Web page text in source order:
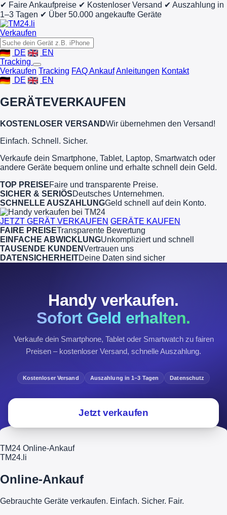
✔ Faire Ankaufpreise ✔ Kostenloser Versand ✔ Auszahlung in
1–3 Tagen ✔ Über 50.000 angekaufte Geräte
Verkaufen
DE
EN
Tracking
Verkaufen Tracking FAQ AnkaufAnleitungen Kontakt
DE
EN
GERÄTEVERKAUFEN
KOSTENLOSER VERSANDWir übernehmen den Versand!
Einfach. Schnell. Sicher.
Verkaufe dein Smartphone, Tablet, Laptop, Smartwatch oder
andere Geräte bequem online und erhalte schnell dein Geld.
TOP PREISEFaire und transparente Preise.
SICHER & SERIÖSDeutsches Unternehmen.
SCHNELLE AUSZAHLUNGGeld schnell auf dein Konto.
JETZT GERÄT VERKAUFEN GERÄTE KAUFEN
FAIRE PREISETransparente Bewertung
EINFACHE ABWICKLUNGUnkompliziert und schnell
TAUSENDE KUNDENVertrauen uns
DATENSICHERHEITDeine Daten sind sicher
Handy verkaufen.
Sofort Geld erhalten.
Verkaufe dein Smartphone, Tablet oder Smartwatch zu fairen
Preisen – kostenloser Versand, schnelle Auszahlung.
Kostenloser Versand Auszahlung in 1–3 Tagen Datenschutz
Jetzt verkaufen
TM24 Online-Ankauf
TM24.li
Online-Ankauf
Gebrauchte Geräte verkaufen. Einfach. Sicher. Fair.